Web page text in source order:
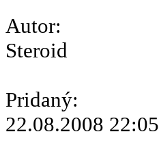
Autor:
Steroid
Pridaný:
22.08.2008 22:05